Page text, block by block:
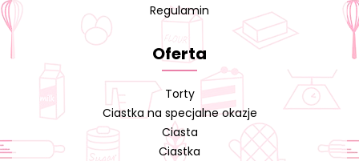
Regulamin
Oferta
Torty
Ciastka na specjalne okazje
Ciasta
Ciastka